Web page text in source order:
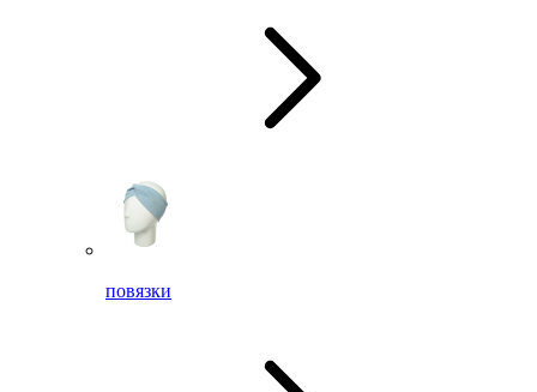
повязки